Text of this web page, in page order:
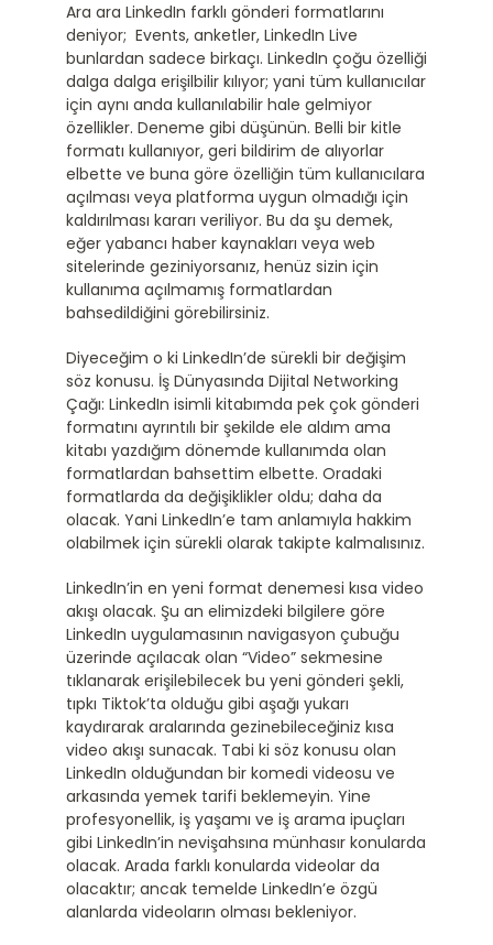
Ara ara LinkedIn farklı gönderi formatlarını
deniyor; Events, anketler, LinkedIn Live
bunlardan sadece birkaçı. LinkedIn çoğu özelliği
dalga dalga erişilbilir kılıyor; yani tüm kullanıcılar
için aynı anda kullanılabilir hale gelmiyor
özellikler. Deneme gibi düşünün. Belli bir kitle
formatı kullanıyor, geri bildirim de alıyorlar
elbette ve buna göre özelliğin tüm kullanıcılara
açılması veya platforma uygun olmadığı için
kaldırılması kararı veriliyor. Bu da şu demek,
eğer yabancı haber kaynakları veya web
sitelerinde geziniyorsanız, henüz sizin için
kullanıma açılmamış formatlardan
bahsedildiğini görebilirsiniz.
Diyeceğim o ki LinkedIn’de sürekli bir değişim
söz konusu. İş Dünyasında Dijital Networking
Çağı: LinkedIn isimli kitabımda pek çok gönderi
formatını ayrıntılı bir şekilde ele aldım ama
kitabı yazdığım dönemde kullanımda olan
formatlardan bahsettim elbette. Oradaki
formatlarda da değişiklikler oldu; daha da
olacak. Yani LinkedIn’e tam anlamıyla hakkim
olabilmek için sürekli olarak takipte kalmalısınız.
LinkedIn’in en yeni format denemesi kısa video
akışı olacak. Şu an elimizdeki bilgilere göre
LinkedIn uygulamasının navigasyon çubuğu
üzerinde açılacak olan “Video” sekmesine
tıklanarak erişilebilecek bu yeni gönderi şekli,
tıpkı Tiktok’ta olduğu gibi aşağı yukarı
kaydırarak aralarında gezinebileceğiniz kısa
video akışı sunacak. Tabi ki söz konusu olan
LinkedIn olduğundan bir komedi videosu ve
arkasında yemek tarifi beklemeyin. Yine
profesyonellik, iş yaşamı ve iş arama ipuçları
gibi LinkedIn’in nevişahsına münhasır konularda
olacak. Arada farklı konularda videolar da
olacaktır; ancak temelde LinkedIn’e özgü
alanlarda videoların olması bekleniyor.